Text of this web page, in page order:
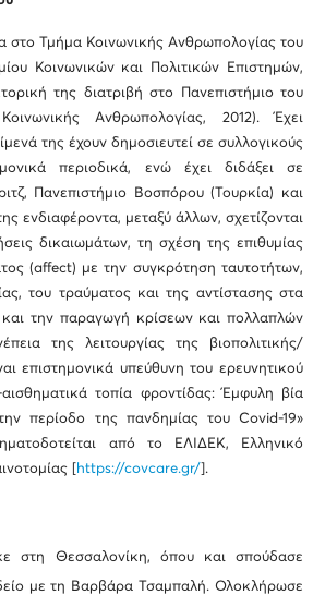
στο Τµήµα Κοινωνικής Ανθρωπολογίας του
Κοινωνικών και Πολιτικών Επιστηµών,
της διατριβή στο Πανεπιστήµιο του
Ανθρωπολογίας, 2012). Έχει
της έχουν δημοσιευτεί σε συλλογικούς
περιοδικά, ενώ έχει διδάξει σε
Πανεπιστήµιο Βοσπόρου (Τουρκία) και
ενδιαφέροντα, μεταξύ άλλων, σχετίζονται
δικαιωμάτων, τη σχέση της επιθυμίας
(affect) με την συγκρότηση ταυτοτήτων,
του τραύματος και της αντίστασης στα
και την παραγωγή κρίσεων και πολλαπλών
της λειτουργίας της βιοπολιτικής/
επιστημονικά υπεύθυνη του ερευνητικού
τοπία φροντίδας: Έμφυλη βία
περίοδο της πανδημίας του Covid-19»
από το ΕΛΙΔΕΚ, Ελληνικό
[ https://covcare.gr/].
στη Θεσσαλονίκη, όπου και σπούδασε
με τη Βαρβάρα Τσαμπαλή. Ολοκλήρωσε